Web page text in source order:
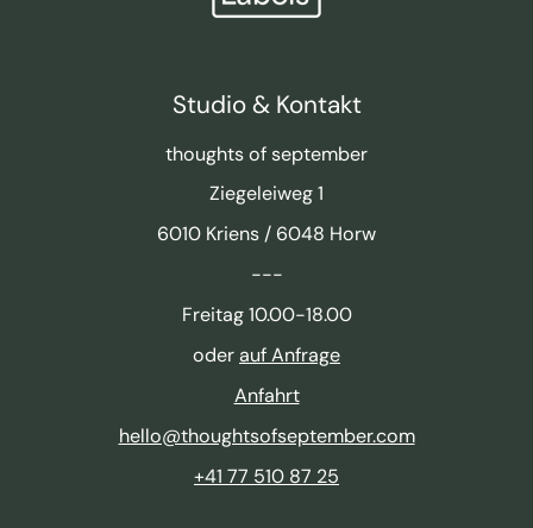
Studio & Kontakt
thoughts of september
Ziegeleiweg 1
6010 Kriens / 6048 Horw
---
Freitag 10.00-18.00
oderauf Anfrage
Anfahrt
hello@thoughtsofseptember.com
+41 77 510 87 25